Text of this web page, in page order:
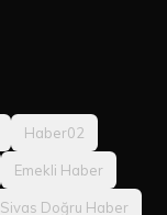
Haber02
Emekli Haber
Sivas Doğru Haber